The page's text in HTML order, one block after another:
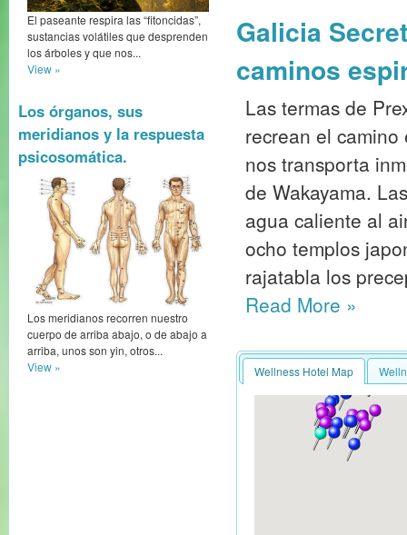
El paseante respira las “fitoncidas”,
sustancias volátiles que desprenden
los árboles y que nos...
View »
Los órganos, sus
meridianos y la respuesta
psicosomática.
Los meridianos recorren nuestro
cuerpo de arriba abajo, o de abajo a
arriba, unos son yin, otros...
View »
Galicia
caminos
Las termas de
recrean el
nos transporta
de Wakayama.
agua caliente al
ocho templos
rajatabla los
Read More »
Wellness Hotel Map